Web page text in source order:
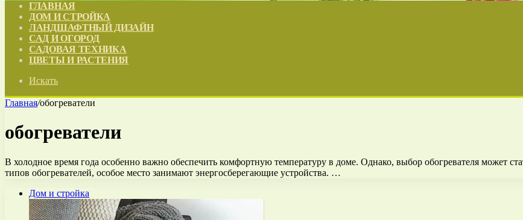
ГЛАВНАЯ
ДОМ И СТРОЙКА
ЛАНДШАФТНЫЙ ДИЗАЙН
САД И ОГОРОД
САДОВАЯ ТЕХНИКА
ЦВЕТЫ И РАСТЕНИЯ
Искать
Главная/обогреватели
обогреватели
В холодное время года особенно важно обеспечить комфортную температуру в доме. Однако, выбор обогревателя может
типов обогревателей, особое место занимают энергосберегающие устройства. …
Дом и стройка